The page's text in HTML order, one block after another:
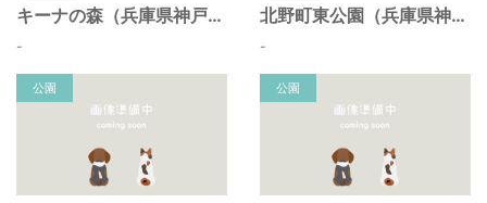
キーナの森（兵庫県神戸市）
-
北野町東公園（兵庫県神戸市）
-
公園 公園